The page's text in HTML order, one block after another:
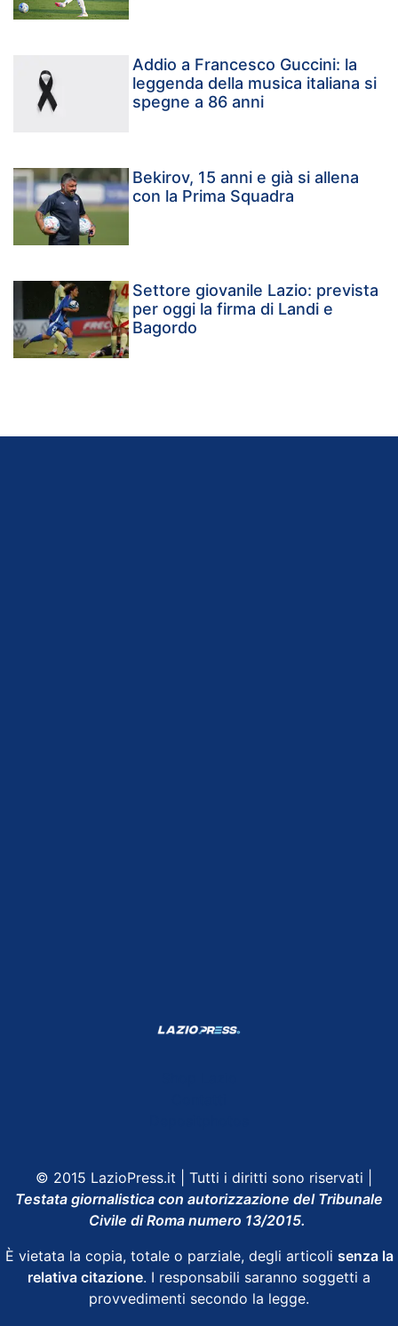
Addio a Francesco Guccini: la
leggenda della musica italiana si
spegne a 86 anni
Bekirov, 15 anni e già si allena
con la Prima Squadra
Settore giovanile Lazio: prevista
per oggi la firma di Landi e
Bagordo
© 2015 LazioPress.it | Tutti i diritti sono riservati |
Testata giornalistica con autorizzazione del Tribunale
Civile di Roma numero 13/2015.
È vietata la copia, totale o parziale, degli articoli senza la
relativa citazione. I responsabili saranno soggetti a
provvedimenti secondo la legge.